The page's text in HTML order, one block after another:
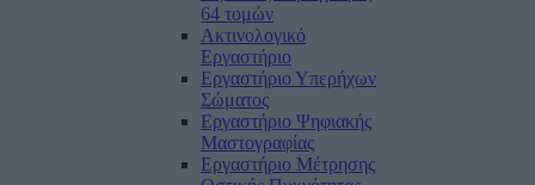
64 τομών
Ακτινολογικό
Εργαστήριο
Εργαστήριο Υπερήχων
Σώματος
Εργαστήριο Ψηφιακής
Μαστογραφίας
Εργαστήριο Μέτρησης